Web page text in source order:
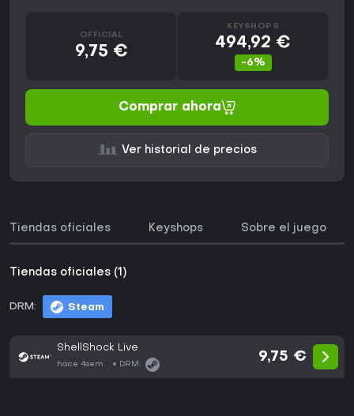
OFFICIAL
9,75 €
KEYSHOPS
494,92 €
-6%
Comprar ahora
Ver historial de precios
Tiendas oficiales Keyshops Sobre el juego
Tiendas oficiales (1)
DRM: Steam
ShellShock Live
hace 4sem DRM:
9,75 €